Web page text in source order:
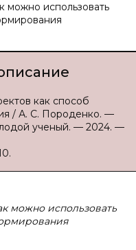
можно использовать
как способ
/ А. С. Породенко. —
ученый. — 2024. —
можно использовать